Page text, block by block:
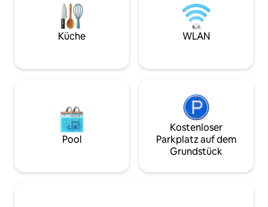
Küche WLAN
Pool
Kostenloser
Parkplatz auf dem
Grundstück